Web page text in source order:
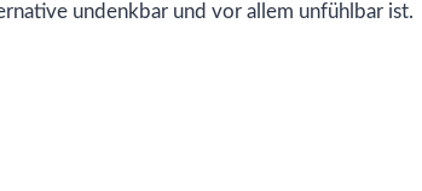
undenkbar und vor allem unfühlbar ist.